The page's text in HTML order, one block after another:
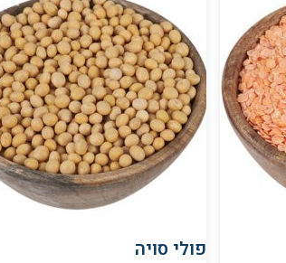
פולי סויה